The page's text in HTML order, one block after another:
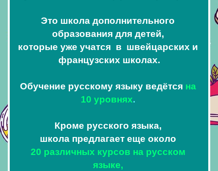
Это школа дополнительного
образования для детей,
которые уже учатся в  швейцарских и
французских школах.
Обучение русскому языку ведётся на
10 уровнях.
Кроме русского языка,
школа предлагает еще около
20 различных курсов на русском
языке,